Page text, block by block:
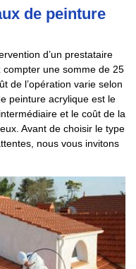
de peinture
d’un prestataire
une somme de 25
de l’opération varie selon
peinture acrylique est le
et le coût de la
Avant de choisir le type
nous vous invitons